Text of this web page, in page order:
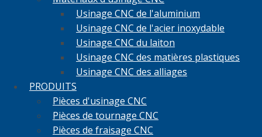
Usinage CNC de l'aluminium
Usinage CNC de l'acier inoxydable
Usinage CNC du laiton
Usinage CNC des matières plastiques
Usinage CNC des alliages
PRODUITS
Pièces d'usinage CNC
Pièces de tournage CNC
Pièces de fraisage CNC